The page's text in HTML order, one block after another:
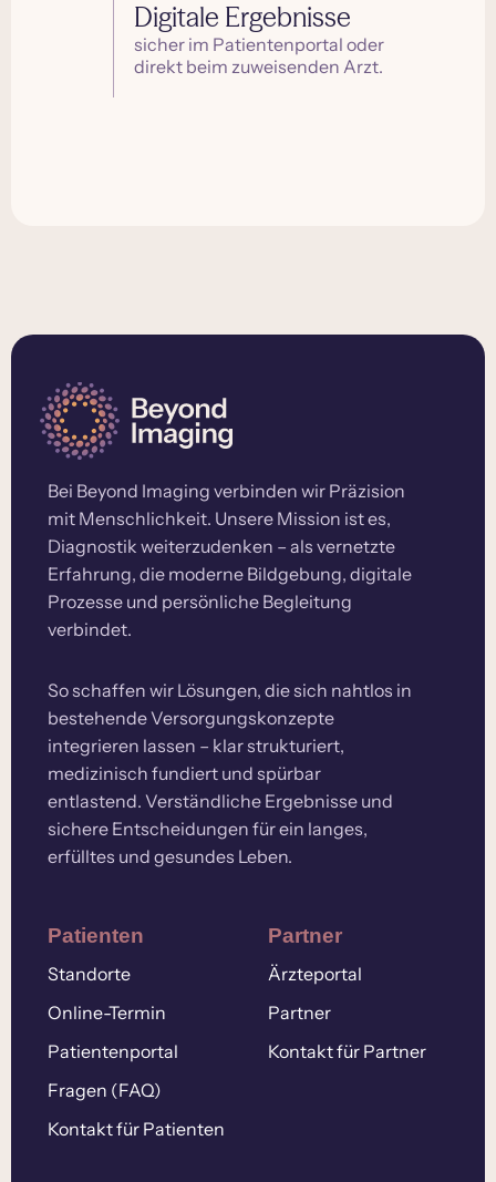
Digitale Ergebnisse
sicher im Patientenportal oder
direkt beim zuweisenden Arzt.
Bei Beyond Imaging verbinden wir Präzision
mit Menschlichkeit. Unsere Mission ist es,
Diagnostik weiterzudenken – als vernetzte
Erfahrung, die moderne Bildgebung, digitale
Prozesse und persönliche Begleitung
verbindet.
So schaffen wir Lösungen, die sich nahtlos in
bestehende Versorgungskonzepte
integrieren lassen – klar strukturiert,
medizinisch fundiert und spürbar
entlastend. Verständliche Ergebnisse und
sichere Entscheidungen für ein langes,
erfülltes und gesundes Leben.
Patienten
Standorte
Online-Termin
Patientenportal
Fragen (FAQ)
Kontakt für Patienten
Partner
Ärzteportal
Partner
Kontakt für Partner